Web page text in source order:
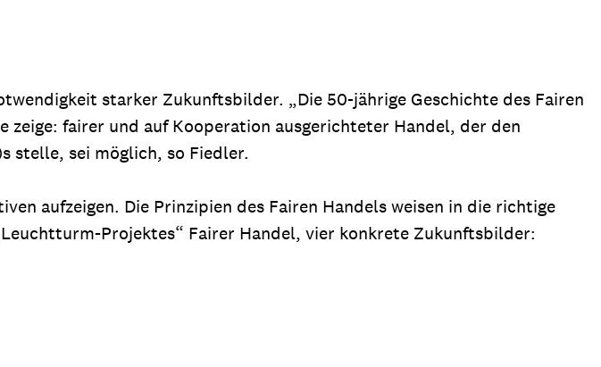
starker Zukunftsbilder. „Die 50-jährige Geschichte des Fairen
zeige: fairer und auf Kooperation ausgerichteter Handel, der den
stelle, sei möglich, so Fiedler.
aufzeigen. Die Prinzipien des Fairen Handels weisen in die richtige
Projektes“ Fairer Handel, vier konkrete Zukunftsbilder: